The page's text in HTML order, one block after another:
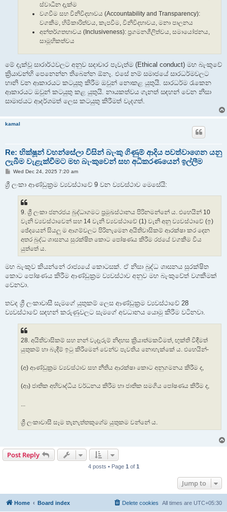
ස්වාධීන දැක්ම
වගවීම සහ විනිවිදභාවය (Accountability and Transparency):
වගකීම, හිමිකාරිත්වය, කැපවීම, විනිවිදභාවය, මනා පාලනය
අන්තර්ගතභාවය (Inclusiveness): ප්‍රගමනශීලිත්වය, සමායෝජනය,
සාමූහිකත්වය
මේ දැක්වූ සාරාර්ථවලට අනුව සදාචාර පැවැත්ම (Ethical conduct) මහ බැංකුවේ
ක්‍රියාවන්හි පෙනෙන්න තිබෙන්න ඕනෑ. එසේ නම් සමාජයේ සාරධර්මවලට
හානි වන ආකාරයට කටයුතු කිරීම ඔවුන් නොකළ යුතුයි. සාරධර්ම රැකෙන
ආකාරයට ඔවුන් කටයුතු කළ යුතුයි. නායකත්වය ගැනත් සඳහන් වෙන නිසා
සාමාජයට ආදර්ශමත් ලෙස කටයුතු කිරීමත් වැදගත්.
kamal
Re: භික්ෂූන් වහන්සේලා විසින් බැංකු ගිණුම් ආදිය පවත්වාගෙන යනු
ලැබීම වැළැක්වීමට මහ බැංකුවෙන් සහ අධිකරණයෙන් ඉල්ලීම
P
s
t
Wed Dec 24, 2025 7:20 am
ශ්‍රී ලංකා ආණ්ඩුක්‍රම ව්‍යවස්ථාවේ 9 වන ව්‍යවස්ථාව මෙසේයි:
9. ශ්‍රී ලංකා ජනරජය බුද්ධාගමට ප්‍රමුඛස්ථානය පිරිනමන්නේ ය. එහෙයින් 10
වැනි ව්‍යවස්ථාවෙන් සහ 14 වැනි ව්‍යවස්ථාවේ (1) වැනි අනු ව්‍යවස්ථාවේ (ඉ)
ඡේදයෙන් සියලු ම ආගම්වලට පිරිනැමෙන අයිතිවාසිකම් ආරක්ෂා කර දෙන
අතර බුද්ධ ශාසනය සුරක්ෂිත කොට පෝෂණය කිරීම රජයේ වගකීම විය
යුත්තේ ය.
මහ බැංකුව කියන්නේ රාජ්‍යයේ කොටසක්. ඒ නිසා බුද්ධ ශාසනය සුරක්ෂිත
කොට පෝෂණය කිරීම ආණ්ඩුක්‍රම ව්‍යවස්ථාව අනුව මහ බැංකුවේත් වගකීමක්
වෙනවා.
තවද ශ්‍රී ලංකාවාසී සැමගේ යුතුකම් ලෙස ආණ්ඩුක්‍රම ව්‍යවස්ථාවේ 28
ව්‍යවස්ථාවේ සඳහන් කරුණුවලට සැමගේ අවධානය යොමු කිරීම වටිනවා.
28. අයිතිවාසිකම් සහ නන් වැදෑරුම් නිදහස ක්‍රියාත්මකවීමත්, ඟුක්ති විඳීමත්
යුතුකම් හා බැඳීම් ඉටු කිරීමෙන් වෙන්ව පැවතිය නොහැක්කේ ය. එහෙයින්-
(අ) ආණ්ඩුක්‍රම ව්‍යවස්ථාව සහ නීතිය ආරක්ෂා කොට අනුගමනය කිරීම ද,
(ආ) ජාතික අභිවෘද්ධිය වර්ධනය කිරීම හා ජාතික සමගිය පෝෂණය කිරීම ද,
ශ්‍රී ලංකාවාසී සෑම තැනැත්තකුගේම යුතුකම වන්නේ ය.
Post Reply
4 posts • Page 1 of 1
Jump to
Home Board index All times are UTC+05:30
Delete cookies